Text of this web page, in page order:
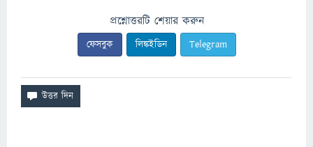
প্রশ্নোত্তরটি শেয়ার করুন
ফেসবুক লিঙ্কইডিন Telegram